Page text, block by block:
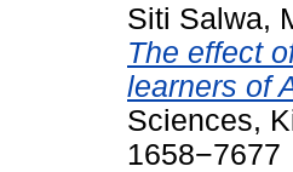
Siti Salwa,
The effect
learners of
Sciences,
1658−7677